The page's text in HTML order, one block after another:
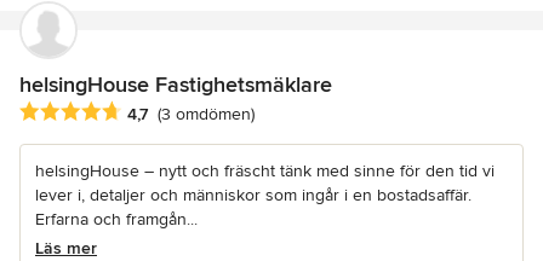
helsingHouse Fastighetsmäklare
Genomsnittligt omdöme: 4.7 av 5 stjärnor
4,7 (3 omdömen)
helsingHouse – nytt och fräscht tänk med sinne för den tid vi
lever i, detaljer och människor som ingår i en bostadsaffär.
Erfarna och framgån...
Läs mer